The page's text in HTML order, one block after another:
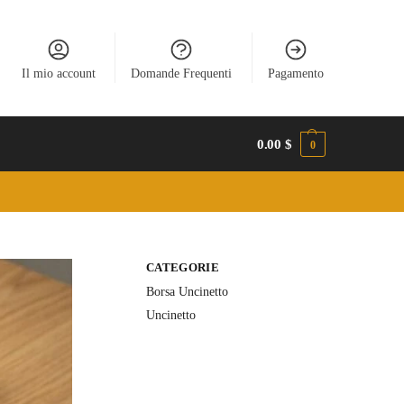
Il mio account Domande Frequenti Pagamento
0.00$ 0
CATEGORIE
Borsa Uncinetto
Uncinetto